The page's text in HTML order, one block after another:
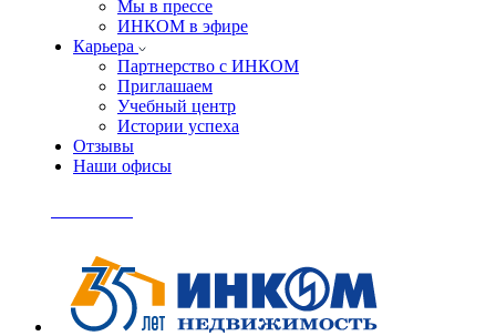
Мы в прессе
ИНКОМ в эфире
Карьера
Партнерство с ИНКОМ
Приглашаем
Учебный центр
Истории успеха
Отзывы
Наши офисы